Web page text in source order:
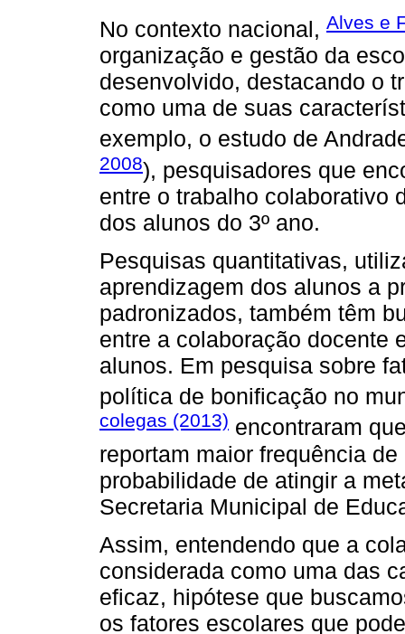
No contexto nacional, Alves e
organização e gestão da
desenvolvido, destacando o
como uma de suas
exemplo, o estudo de
2008), pesquisadores que
entre o trabalho colaborativo
dos alunos do 3º ano.
Pesquisas quantitativas,
aprendizagem dos alunos a
padronizados, também têm
entre a colaboração docente
alunos. Em pesquisa sobre
política de bonificação no
colegas (2013) encontraram
reportam maior frequência
probabilidade de atingir a
Secretaria Municipal de
Assim, entendendo que a
considerada como uma das
eficaz, hipótese que
os fatores escolares que